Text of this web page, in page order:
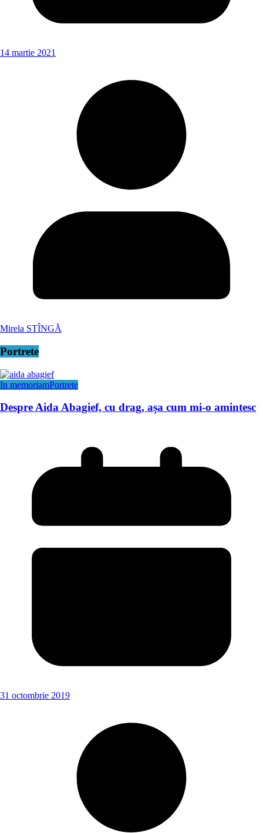
14 martie 2021
Mirela STÎNGĂ
Portrete
In memoriamPortrete
Despre Aida Abagief, cu drag, așa cum mi-o amintesc
31 octombrie 2019